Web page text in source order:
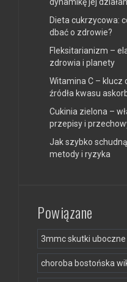
dynamikę jej
Dieta cukrzycowa:
dbać o zdrowie?
Fleksitarianizm –
zdrowia i planety
Witamina C – klucz
źródła kwasu
Cukinia zielona –
przepisy i
Jak szybko
metody i ryzyka
Powiązane
3mmc skutki uboczne
choroba bostońska